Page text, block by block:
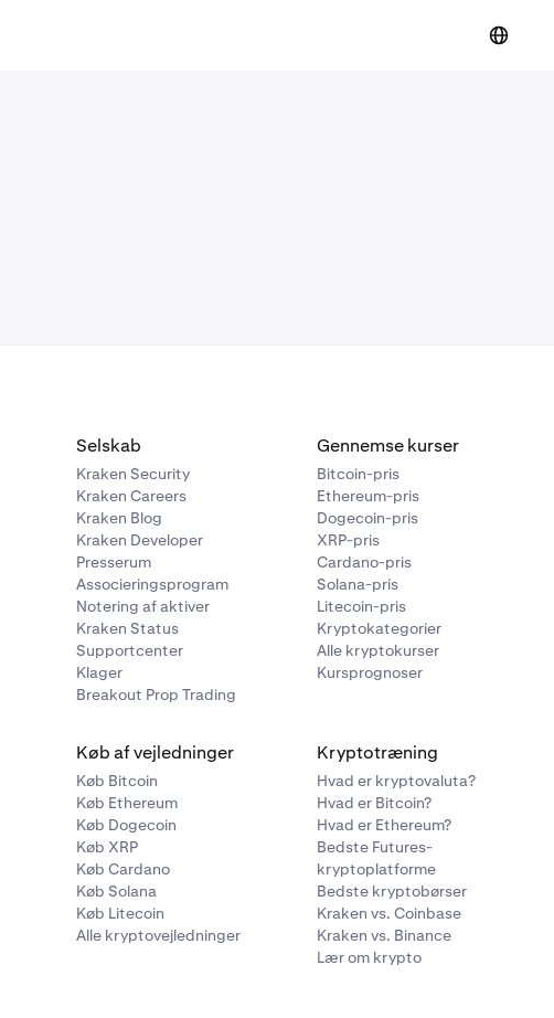
Selskab
Kraken Security
Kraken Careers
Kraken Blog
Kraken Developer
Presserum
Associeringsprogram
Notering af aktiver
Kraken Status
Supportcenter
Klager
Breakout Prop Trading
Gennemse kurser
Bitcoin-pris
Ethereum-pris
Dogecoin-pris
XRP-pris
Cardano-pris
Solana-pris
Litecoin-pris
Kryptokategorier
Alle kryptokurser
Kursprognoser
Køb af vejledninger
Køb Bitcoin
Køb Ethereum
Køb Dogecoin
Køb XRP
Køb Cardano
Køb Solana
Køb Litecoin
Alle kryptovejledninger
Kryptotræning
Hvad er kryptovaluta?
Hvad er Bitcoin?
Hvad er Ethereum?
Bedste Futures-
kryptoplatforme
Bedste kryptobørser
Kraken vs. Coinbase
Kraken vs. Binance
Lær om krypto